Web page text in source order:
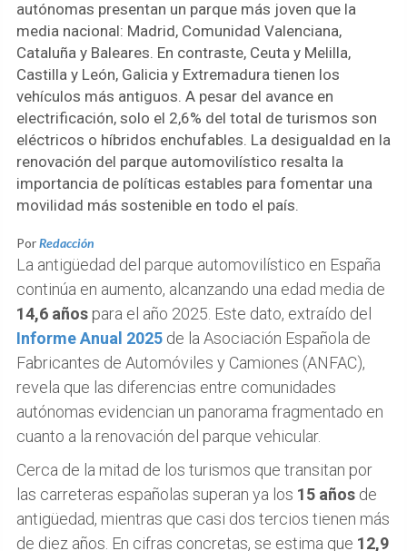
autónomas presentan un parque más joven que la
media nacional: Madrid, Comunidad Valenciana,
Cataluña y Baleares. En contraste, Ceuta y Melilla,
Castilla y León, Galicia y Extremadura tienen los
vehículos más antiguos. A pesar del avance en
electrificación, solo el 2,6% del total de turismos son
eléctricos o híbridos enchufables. La desigualdad en la
renovación del parque automovilístico resalta la
importancia de políticas estables para fomentar una
movilidad más sostenible en todo el país.
PorRedacción
La antigüedad del parque automovilístico en España
continúa en aumento, alcanzando una edad media de
14,6 años para el año 2025. Este dato, extraído del
Informe Anual 2025 de la Asociación Española de
Fabricantes de Automóviles y Camiones (ANFAC),
revela que las diferencias entre comunidades
autónomas evidencian un panorama fragmentado en
cuanto a la renovación del parque vehicular.
Cerca de la mitad de los turismos que transitan por
las carreteras españolas superan ya los 15 años de
antigüedad, mientras que casi dos tercios tienen más
de diez años. En cifras concretas, se estima que 12,9